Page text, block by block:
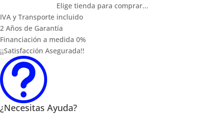
Elige tienda para comprar...
IVA y Transporte incluido
2 Años de Garantía
Financiación a medida 0%
¡¡Satisfacción Asegurada!!
t
¿Necesitas Ayuda?